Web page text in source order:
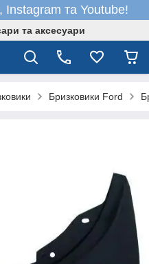
Instagram та Youtube!
та аксесуари
Бризковики Ford